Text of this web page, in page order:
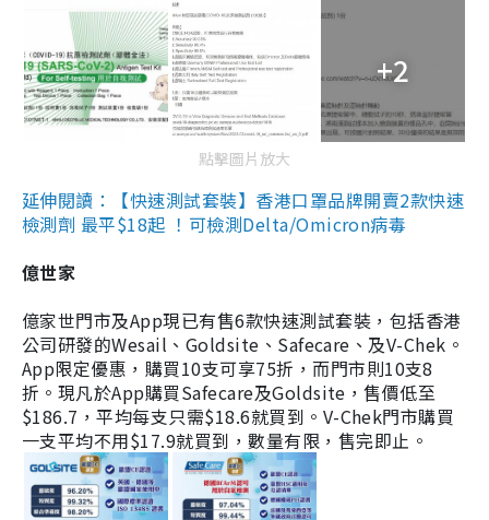
+2
點擊圖片放大
延伸閱讀：【快速測試套裝】香港口罩品牌開賣2款快速
檢測劑 最平$18起 ！可檢測Delta/Omicron病毒
億世家
億家世門市及App現已有售6款快速測試套裝，包括香港
公司研發的Wesail、Goldsite、Safecare、及V-Chek。
App限定優惠，購買10支可享75折，而門市則10支8
折。現凡於App購買Safecare及Goldsite，售價低至
$186.7，平均每支只需$18.6就買到。V-Chek門市購買
一支平均不用$17.9就買到，數量有限，售完即止。